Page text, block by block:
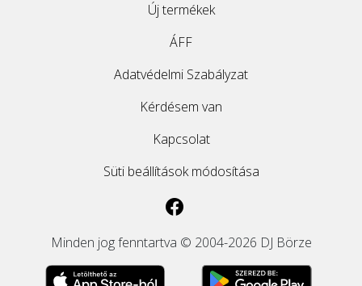
Új termékek
ÁFF
Adatvédelmi Szabályzat
Kérdésem van
Kapcsolat
Süti beállítások módosítása
Minden jog fenntartva © 2004-2026 DJ Börze